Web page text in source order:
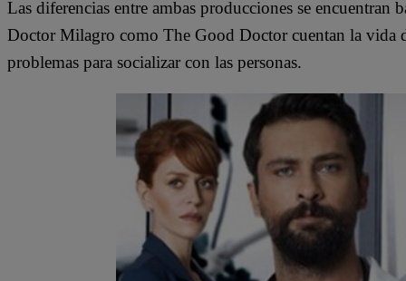
Las diferencias entre ambas producciones se encuentran
Doctor Milagro como The Good Doctor cuentan la vida
problemas para socializar con las personas.